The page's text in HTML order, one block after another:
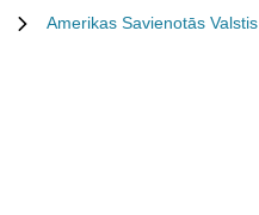
Amerikas Savienotās Valstis